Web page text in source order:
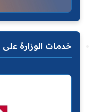
خدمات الوزارة على